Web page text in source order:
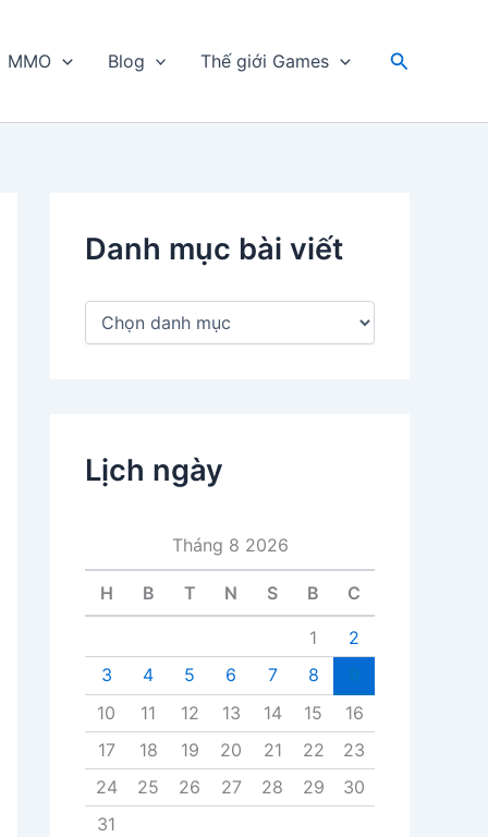
MMO Blog Thế giới Games
Tìm
Danh mục bài viết
D
b
à
ế
Lịch ngày
Tháng 8 2026
H B T N S B C
1
2
3
4 5 6 7 8
10
11 12 13 14 15
16
17
18 19 20 21 22
23
24
25 26 27 28 29
30
31